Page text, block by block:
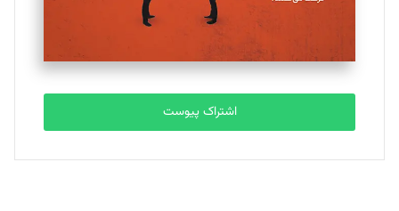
مصطفی مسجدی آرانی
تحریریه
بابک نقاش
تحریریه
اشتراک پیوست